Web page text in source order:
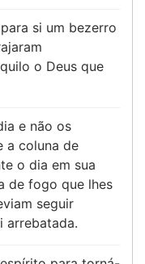
si um bezerro
o Deus que
e não os
a coluna de
o dia em sua
de fogo que lhes
seguir
arrebatada.